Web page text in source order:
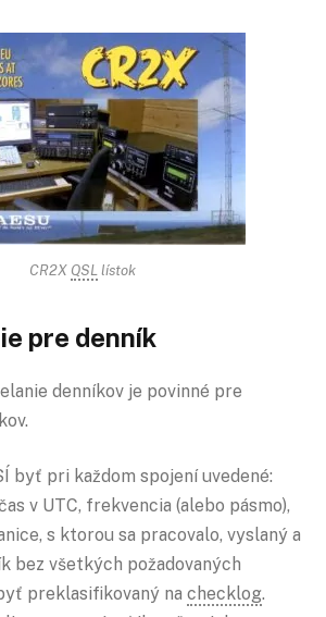
CR2X QSL lístok
pre denník
denníkov je povinné pre
byť pri každom spojení uvedené:
v UTC, frekvencia (alebo pásmo),
s ktorou sa pracovalo, vyslaný a
bez všetkých požadovaných
preklasifikovaný na checklog.